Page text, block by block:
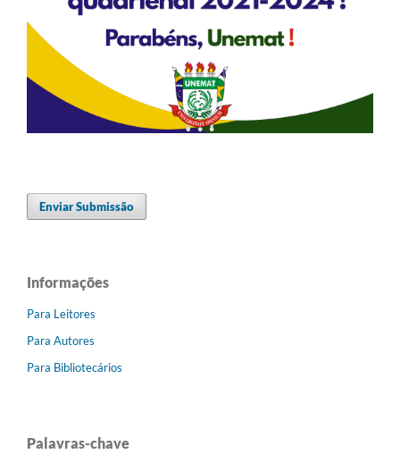
Enviar Submissão
Informações
Para Leitores
Para Autores
Para Bibliotecários
Palavras-chave